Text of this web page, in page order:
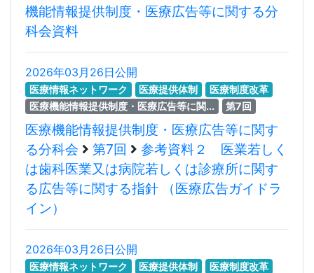
機能情報提供制度・医療広告等に関する分
科会資料
2026年03月26日公開
医療情報ネットワーク 医療提供体制
医療制度改革
医療機能情報提供制度・医療広告等に関...
第7回
医療機能情報提供制度・医療広告等に関す
る分科会
第7回
参考資料２ 医業若しく
は歯科医業又は病院若しくは診療所に関す
る広告等に関する指針 （医療広告ガイドラ
イン）
2026年03月26日公開
医療情報ネットワーク 医療提供体制
医療制度改革